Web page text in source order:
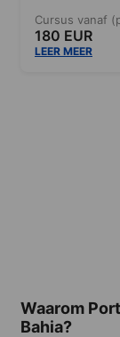
Cursus vanaf
180 EUR
LEER MEER
Waarom
Bahia?